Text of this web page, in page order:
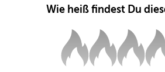
Wie heiß findest Du